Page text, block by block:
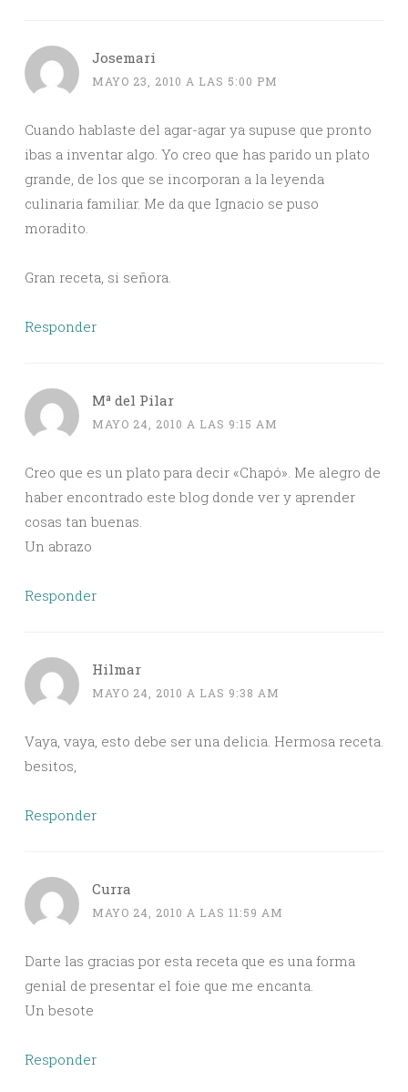
Josemari
MAYO 23, 2010 A LAS 5:00 PM
Cuando hablaste del agar-agar ya supuse que pronto
ibas a inventar algo. Yo creo que has parido un plato
grande, de los que se incorporan a la leyenda
culinaria familiar. Me da que Ignacio se puso
moradito.
Gran receta, si señora.
Responder
Mª del Pilar
MAYO 24, 2010 A LAS 9:15 AM
Creo que es un plato para decir «Chapó». Me alegro de
haber encontrado este blog donde ver y aprender
cosas tan buenas.
Un abrazo
Responder
Hilmar
MAYO 24, 2010 A LAS 9:38 AM
Vaya, vaya, esto debe ser una delicia. Hermosa receta.
besitos,
Responder
Curra
MAYO 24, 2010 A LAS 11:59 AM
Darte las gracias por esta receta que es una forma
genial de presentar el foie que me encanta.
Un besote
Responder